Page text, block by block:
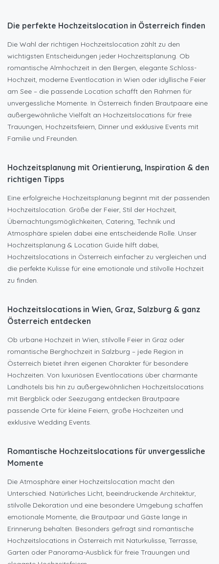
Die perfekte Hochzeitslocation in Österreich finden
Die Wahl der richtigen Hochzeitslocation zählt zu den
wichtigsten Entscheidungen jeder Hochzeitsplanung. Ob
romantische Almhochzeit in den Bergen, elegante Schloss-
Hochzeit, moderne Eventlocation in Wien oder idyllische Feier
am See – die passende Location schafft den Rahmen für
unvergessliche Momente. In Österreich finden Brautpaare eine
außergewöhnliche Vielfalt an Hochzeitslocations für freie
Trauungen, Hochzeitsfeiern, Dinner und exklusive Events mit
Familie und Freunden.
Hochzeitsplanung mit Orientierung, Inspiration & den
richtigen Tipps
Eine erfolgreiche Hochzeitsplanung beginnt mit der passenden
Hochzeitslocation. Größe der Feier, Stil der Hochzeit,
Übernachtungsmöglichkeiten, Catering, Technik und
Atmosphäre spielen dabei eine entscheidende Rolle. Unser
Hochzeitsplanung & Location Guide hilft dabei,
Hochzeitslocations in Österreich einfacher zu vergleichen und
die perfekte Kulisse für eine emotionale und stilvolle Hochzeit
zu finden.
Hochzeitslocations in Wien, Graz, Salzburg & ganz
Österreich entdecken
Ob urbane Hochzeit in Wien, stilvolle Feier in Graz oder
romantische Berghochzeit in Salzburg – jede Region in
Österreich bietet ihren eigenen Charakter für besondere
Hochzeiten. Von luxuriösen Eventlocations über charmante
Landhotels bis hin zu außergewöhnlichen Hochzeitslocations
mit Bergblick oder Seezugang entdecken Brautpaare
passende Orte für kleine Feiern, große Hochzeiten und
exklusive Wedding Events.
Romantische Hochzeitslocations für unvergessliche
Momente
Die Atmosphäre einer Hochzeitslocation macht den
Unterschied. Natürliches Licht, beeindruckende Architektur,
stilvolle Dekoration und eine besondere Umgebung schaffen
emotionale Momente, die Brautpaar und Gäste lange in
Erinnerung behalten. Besonders gefragt sind romantische
Hochzeitslocations in Österreich mit Naturkulisse, Terrasse,
Garten oder Panorama-Ausblick für freie Trauungen und